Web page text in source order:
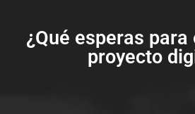
¿Qué esperas
proyecto